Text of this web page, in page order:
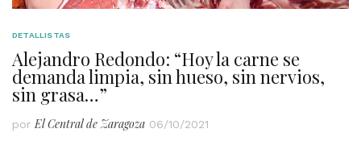
DETALLISTAS
Alejandro Redondo: “Hoy la carne se
demanda limpia, sin hueso, sin nervios,
sin grasa…”
por El Central de Zaragoza 06/10/2021